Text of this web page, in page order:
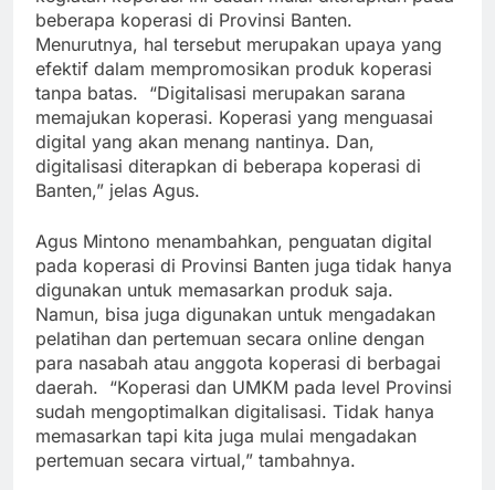
beberapa koperasi di Provinsi Banten.
Menurutnya, hal tersebut merupakan upaya yang
efektif dalam mempromosikan produk koperasi
tanpa batas. “Digitalisasi merupakan sarana
memajukan koperasi. Koperasi yang menguasai
digital yang akan menang nantinya. Dan,
digitalisasi diterapkan di beberapa koperasi di
Banten,” jelas Agus.
Agus Mintono menambahkan, penguatan digital
pada koperasi di Provinsi Banten juga tidak hanya
digunakan untuk memasarkan produk saja.
Namun, bisa juga digunakan untuk mengadakan
pelatihan dan pertemuan secara online dengan
para nasabah atau anggota koperasi di berbagai
daerah. “Koperasi dan UMKM pada level Provinsi
sudah mengoptimalkan digitalisasi. Tidak hanya
memasarkan tapi kita juga mulai mengadakan
pertemuan secara virtual,” tambahnya.